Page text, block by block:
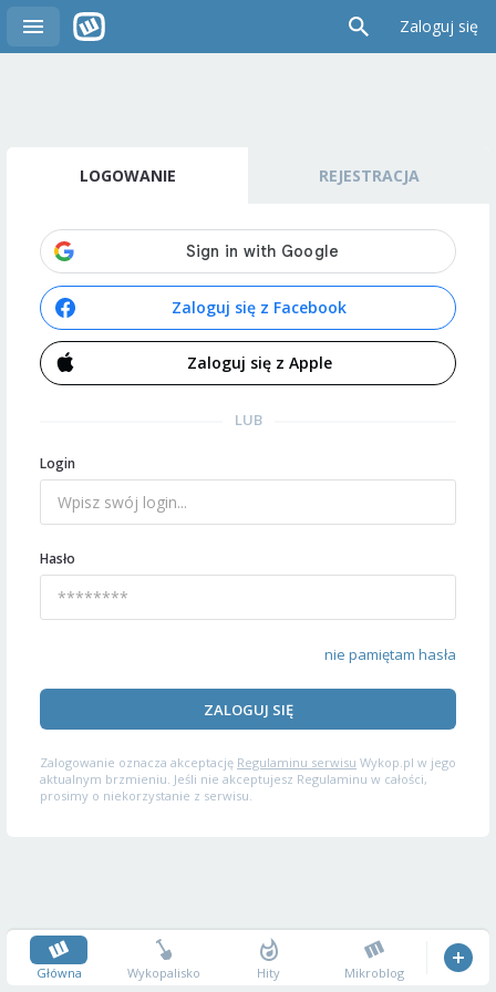
Zaloguj się
LOGOWANIE REJESTRACJA
Zaloguj się z Facebook
Zaloguj się z Apple
LUB
Login
Hasło
nie pamiętam hasła
ZALOGUJ SIĘ
Zalogowanie oznacza akceptację Regulaminu serwisu Wykop.pl w jego
aktualnym brzmieniu. Jeśli nie akceptujesz Regulaminu w całości,
prosimy o niekorzystanie z serwisu.
Główna Wykopalisko Hity Mikroblog